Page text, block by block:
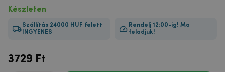
Készleten
Szállítás 24000 HUF felett
INGYENES
Rendelj 12:00-ig! Ma
feladjuk!
3729 Ft